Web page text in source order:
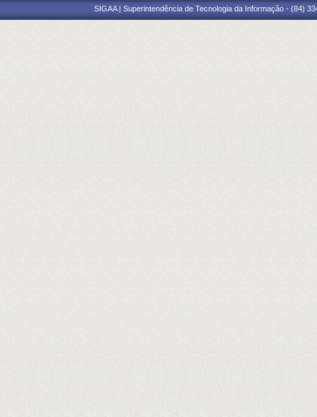
SIGAA | Superintendência de Tecnologia da Informação - (84)